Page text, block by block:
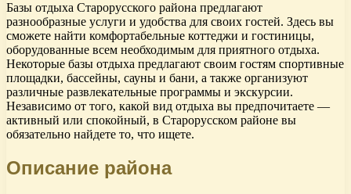
Базы отдыха Старорусского района предлагают
разнообразные услуги и удобства для своих гостей. Здесь вы
сможете найти комфортабельные коттеджи и гостиницы,
оборудованные всем необходимым для приятного отдыха.
Некоторые базы отдыха предлагают своим гостям спортивные
площадки, бассейны, сауны и бани, а также организуют
различные развлекательные программы и экскурсии.
Независимо от того, какой вид отдыха вы предпочитаете —
активный или спокойный, в Старорусском районе вы
обязательно найдете то, что ищете.
Описание района